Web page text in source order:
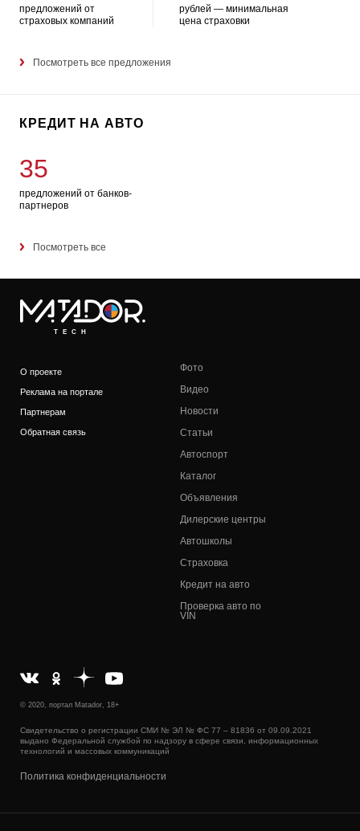
предложений от
страховых компаний
рублей — минимальная
цена страховки
Посмотреть все предложения
КРЕДИТ НА АВТО
35
предложений от банков-
партнеров
Посмотреть все
TECH
О проекте
Реклама на портале
Партнерам
Обратная связь
Фото
Видео
Новости
Статьи
Автоспорт
Каталог
Объявления
Дилерские центры
Автошколы
Страховка
Кредит на авто
Проверка авто по
VIN
© 2020, портал Matador, 18+
Свидетельство о регистрации СМИ № ЭЛ № ФС 77 – 81836 от 09.09.2021
выдано Федеральной службой по надзору в сфере связи, информационных
технологий и массовых коммуникаций
Политика конфиденциальности